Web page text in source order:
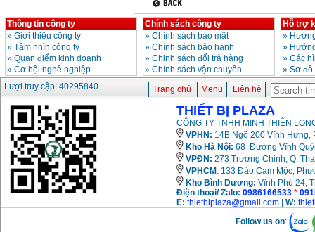
Thông tin công ty
» Giới thiệu công ty
» Tầm nhìn công ty
» Quan điểm kinh doanh
» Cơ hội nghề nghiệp
Chính sách công ty
» Chính sách bảo mật
» Chính sách bảo hành
» Chinh sách đổi trả hàng
» Chính sách vận chuyển
Hỗ trợ
»
»
» Các
» Sơ
Lượt truy cập: 40295840
Trang chủ Menu Liên hệ
THIẾT BỊ PLAZA
CÔNG TY TNHH MINH THIÊN
VPHN: 14B Ngõ 200 Vĩnh Hưng,
Kho Hà Nội: 68 Đường Vĩnh
VPĐN: 273 Trường Chinh, Q.
VPHCM : 133 Đào Cam Mộc,
Kho Bình Dương: Vĩnh Phú 24,
Điện thoại/ Zalo: 0986166533 *
E: thietbiplaza@gmail.com W:
Follow us on: